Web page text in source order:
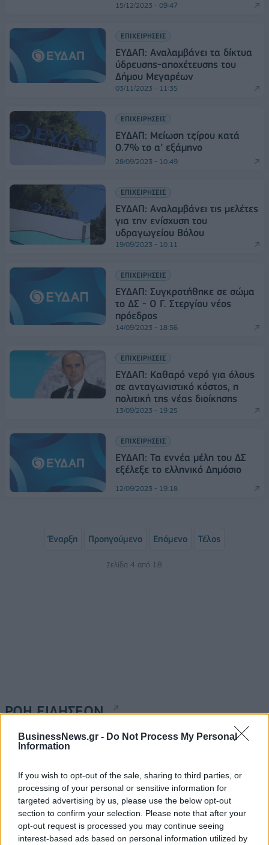
BusinessNews.gr - Do Not Process My Personal
Information
If you wish to opt-out of the sale, sharing to third parties, or
processing of your personal or sensitive information for
targeted advertising by us, please use the below opt-out
section to confirm your selection. Please note that after your
opt-out request is processed you may continue seeing
interest-based ads based on personal information utilized by
15/12/2023 - 09:47
ΕΠΙΧΕΙΡΗΣΕΙΣ
ΕΥΔΑΠ: Αναλαμβάνει τα δίκτυα
ύδρευσης-αποχέτευσης του
Δήμου Μεγαρέων
03/11/2023 - 11:35
ΕΠΙΧΕΙΡΗΣΕΙΣ
ΕΥΔΑΠ: Μείωση τζίρου κατά
0.7% το α’ εξάμηνο
28/09/2023 - 10:49
ΕΠΙΧΕΙΡΗΣΕΙΣ
ΕΥΔΑΠ: Αναλαμβάνει τις μελέτες
για την ενίσχυση του
υδραγωγείου Βόλου
19/09/2023 - 10:11
ΕΠΙΧΕΙΡΗΣΕΙΣ
ΕΥΔΑΠ: Συγκροτήθηκε σε σώμα
το ΔΣ - Ο Γ. Στεργίου νέος
πρόεδρος
14/09/2023 - 18:56
ΕΠΙΧΕΙΡΗΣΕΙΣ
ΕΥΔΑΠ: Καθαρό νερό για όλους
σε ανταγωνιστικό κόστος, η
πολιτική της νέας διοίκησης
13/09/2023 - 19:25
ΕΠΙΧΕΙΡΗΣΕΙΣ
ΕΥΔΑΠ: Τα εννέα μέλη του ΔΣ
εξέλεξε το ελληνικό Δημόσιο
12/09/2023 - 19:18
Έναρξη Προηγούμενο Επόμενο Τέλος
Σελίδα 4 από 18
ΡΟΗ ΕΙΔΗΣΕΩΝ
Χρηματιστήριο: Στις 2.628,25 μονάδες ο Γενικός
06/08/2026 - 13:17 ΟΙΚΟΝΟΜΙΑ
Άνοιξε η πλατφόρμα για ενισχύσεις de minimis
ύψους 24,6 εκατ. ευρώ σε παραγωγούς
06/08/2026 - 13:08 ΟΙΚΟΝΟΜΙΑ